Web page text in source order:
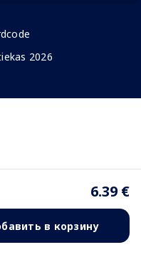
6.39 €
в корзину
2026